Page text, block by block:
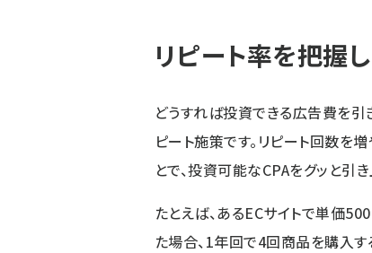
リピート率を把握
どうすれば投資できる広告費を引
ピート施策です。リピート回数を
とで、投資可能なCPAをグッと引
たとえば、あるECサイトで単価
た場合、1年回で4回商品を購入す